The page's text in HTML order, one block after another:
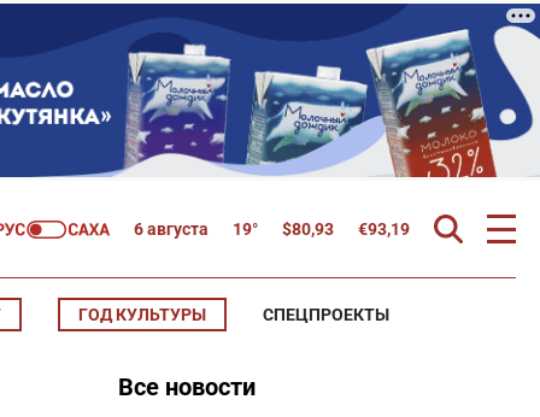
6 августа 19° $80,93 €93,19
ГОД КУЛЬТУРЫ СПЕЦПРОЕКТЫ
Все новости